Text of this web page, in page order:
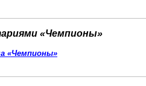
«Чемпионы»
«Чемпионы»